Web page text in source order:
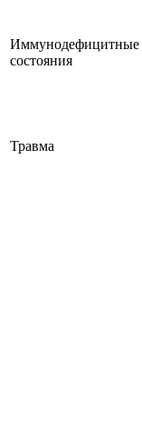
Иммунодефицитные
состояния
Травма